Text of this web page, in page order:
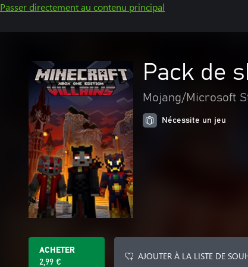
Passer directement au contenu principal
Pack de
Mojang/Microsoft
Nécessite un jeu
ACHETER
2,99 €
AJOUTER À LA LISTE DE